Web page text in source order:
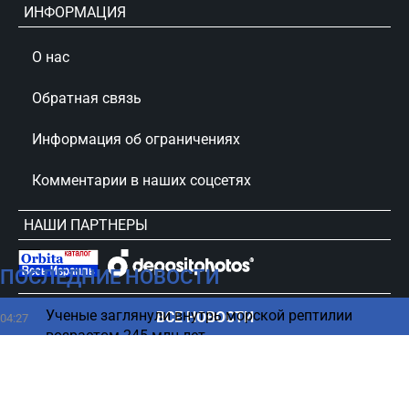
ПОСЛЕДНИЕ НОВОСТИ
04:27
Ученые заглянули внутрь морской рептилии
возрастом 245 млн лет
ВСЕ НОВОСТИ
ИНФОРМАЦИЯ
О нас
Обратная связь
Информация об ограничениях
Комментарии в наших соцсетях
НАШИ ПАРТНЕРЫ
сursorinfo.co.il © Все права защищены